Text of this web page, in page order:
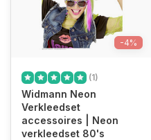
-4%
(1)
Widmann Neon
Verkleedset
accessoires | Neon
verkleedset 80's